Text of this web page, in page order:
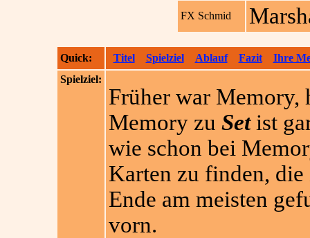
FX Schmid
Quick: Titel Spielziel Ablauf Fazit
Ihre
Spielziel:
Früher war Memory,
Memory zu Setist
wie schon bei
Karten zu finden, die
Ende am meisten
vorn.